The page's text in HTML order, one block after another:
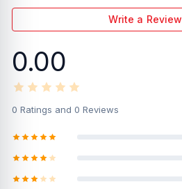
Write a Review
0.00
0 Ratings and 0 Reviews